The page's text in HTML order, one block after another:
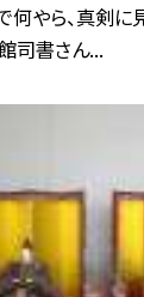
何やら、真剣に
司書さん...